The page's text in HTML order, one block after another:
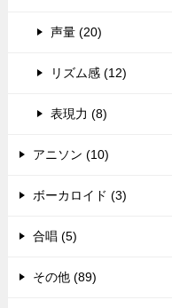
声量 (20)
リズム感 (12)
表現力 (8)
アニソン (10)
ボーカロイド (3)
合唱 (5)
その他 (89)